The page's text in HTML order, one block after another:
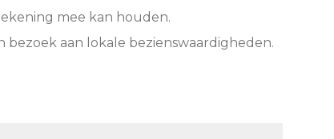
mee kan houden.
aan lokale bezienswaardigheden.